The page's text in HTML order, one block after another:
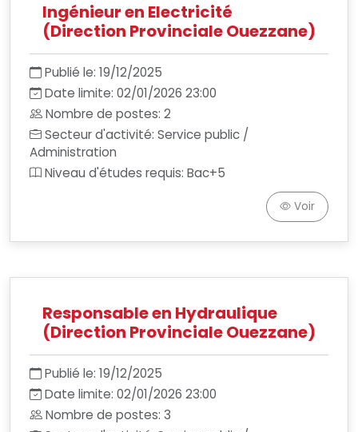
Ingénieur en Electricité
(Direction Provinciale Ouezzane)
Publié le: 19/12/2025
Date limite: 02/01/2026 23:00
Nombre de postes: 2
Secteur d'activité: Service public /
Administration
Niveau d'études requis: Bac+5
Voir
Responsable en Hydraulique
(Direction Provinciale Ouezzane)
Publié le: 19/12/2025
Date limite: 02/01/2026 23:00
Nombre de postes: 3